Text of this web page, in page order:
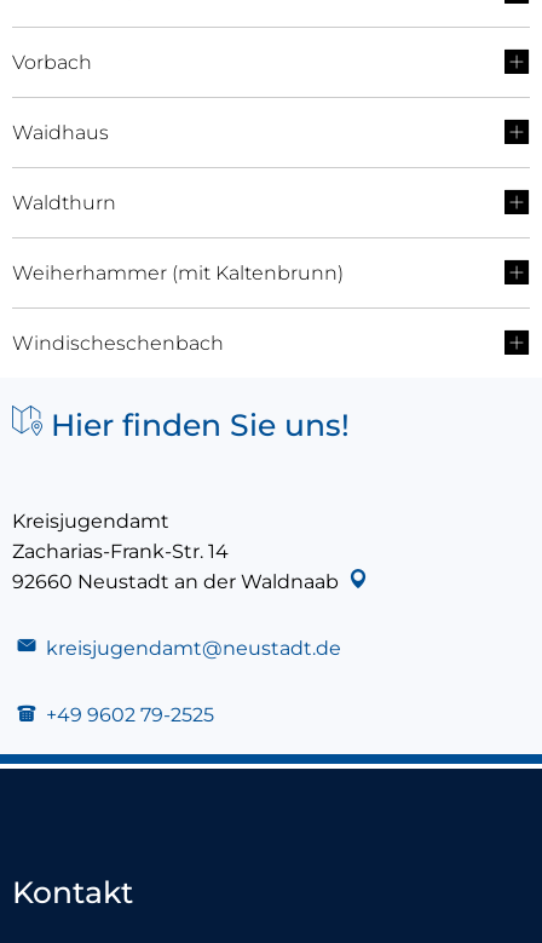
Vorbach
Waidhaus
Waldthurn
Weiherhammer (mit Kaltenbrunn)
Windischeschenbach
Hier finden Sie uns!
Kreisjugendamt
Zacharias-Frank-Str. 14
92660 Neustadt an der Waldnaab
kreisjugendamt@neustadt.de
+49 9602 79-2525
Kontakt